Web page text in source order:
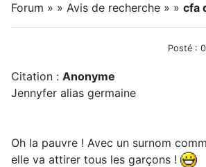
Forum » » Avis de recherche » » cfa
Posté :
Citation : Anonyme
Jennyfer alias germaine
Oh la pauvre ! Avec un surnom
elle va attirer tous les garçons !